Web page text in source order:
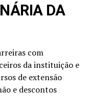
DA
com
da instituição e
de extensão
e descontos